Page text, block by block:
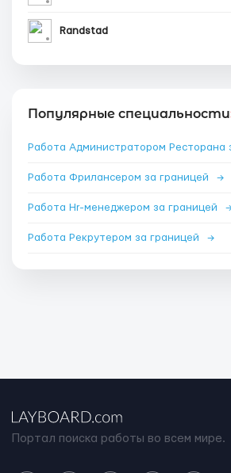
Randstad
Популярные специальности
Работа Администратором Ресторана
Работа Фрилансером за границей →
Работа Hr-менеджером за границей
Работа Рекрутером за границей →
Портал поиска работы во всем мире.